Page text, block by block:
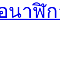
นาฬิ